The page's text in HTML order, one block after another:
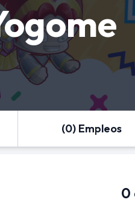
(0) Empleos
0